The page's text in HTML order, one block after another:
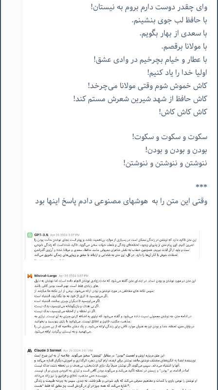
وای چقدر دوست دارم بروم به نیستان!
با حافظ لب جوی بنشینم.
با سعدی از بهار بگویم.
با مولانا برقصم.
با عطار و خیام بچرخیم در وادی عشق!
اولیا خدا را یاد کنیم!
کاش خموش شوم وقتی مولانا می‌چرخد!
کاش حافظ از شهد شیرین شعرش مستم کند!
کاش کاش کاش!
سکوت و سکوت و سکوت!
بودن و بودن و بودن!
ننوشتن و ننوشتن و ننوشتن!
***
وقتی این متن را به هوشهای مصنوعی دادم پاسخ اینها بود